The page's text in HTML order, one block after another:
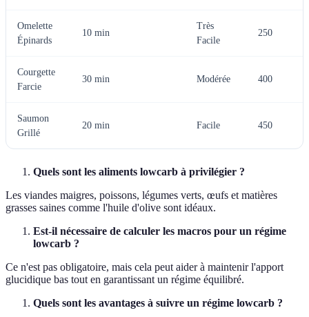
Omelette
Épinards
10 min
Très
Facile
250
Courgette
Farcie
30 min Modérée 400
Saumon
Grillé
20 min Facile 450
Quels sont les aliments lowcarb à privilégier ?
Les viandes maigres, poissons, légumes verts, œufs et matières
grasses saines comme l'huile d'olive sont idéaux.
Est-il nécessaire de calculer les macros pour un régime
lowcarb ?
Ce n'est pas obligatoire, mais cela peut aider à maintenir l'apport
glucidique bas tout en garantissant un régime équilibré.
Quels sont les avantages à suivre un régime lowcarb ?